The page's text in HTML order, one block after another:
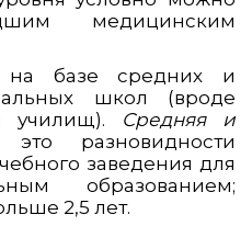
медицинским
на базе средних и
школ (вроде
училищ). Средняя и
разновидности
заведения для
образованием;
2,5 лет.